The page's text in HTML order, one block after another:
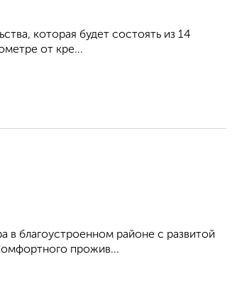
которая будет состоять из 14
от кре...
благоустроенном районе с развитой
прожив...